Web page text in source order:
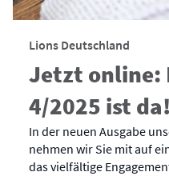
Lions Deutschland
Jetzt online:
4/2025 ist da!
In der neuen Ausgabe
nehmen wir Sie mit auf
das vielfältige